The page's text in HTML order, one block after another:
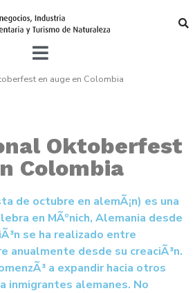
en auge en Colombia
Oktoberfest
Colombia
de octubre en alemÃ¡n) es una
en MÃºnich, Alemania desde
se ha realizado entre
anualmente desde su creaciÃ³n.
a expandir hacia otros
inmigrantes alemanes. No